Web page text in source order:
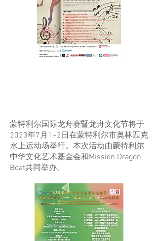
蒙特利尔国际龙舟赛暨龙舟文化节将于
2023年7月1~2日在蒙特利尔市奥林匹克
水上运动场举行。本次活动由蒙特利尔
中华文化艺术基金会和Mission Dragon
Boat共同举办。